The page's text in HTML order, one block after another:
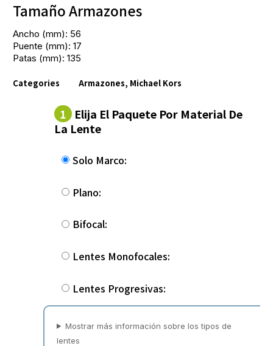
Tamaño Armazones
Ancho (mm): 56
Puente (mm): 17
Patas (mm): 135
Categories Armazones, Michael Kors
1 Elija El Paquete Por Material De
La Lente
Solo Marco:
Plano:
Bifocal:
Lentes Monofocales:
Lentes Progresivas:
Mostrar más información sobre los tipos de
lentes